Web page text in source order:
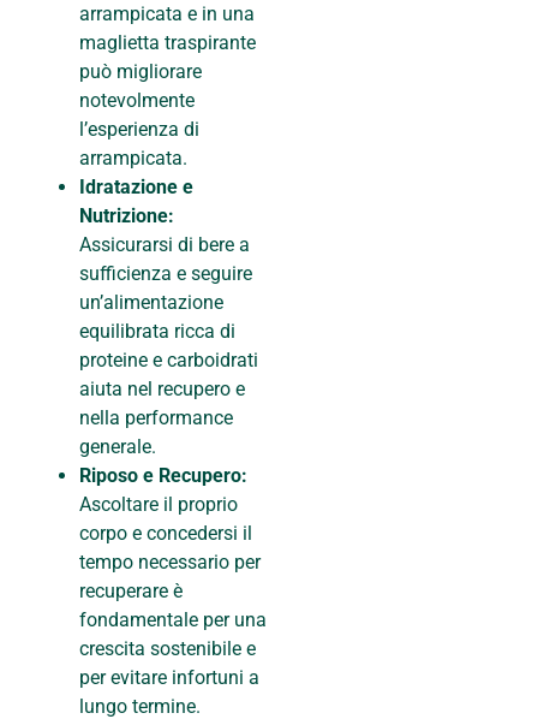
arrampicata e in una
maglietta traspirante
può migliorare
notevolmente
l’esperienza di
arrampicata.
Idratazione e
Nutrizione:
Assicurarsi di bere a
sufficienza e seguire
un’alimentazione
equilibrata ricca di
proteine e carboidrati
aiuta nel recupero e
nella performance
generale.
Riposo e Recupero:
Ascoltare il proprio
corpo e concedersi il
tempo necessario per
recuperare è
fondamentale per una
crescita sostenibile e
per evitare infortuni a
lungo termine.